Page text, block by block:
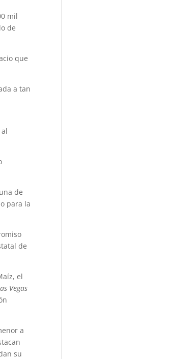
mil
de
que
a tan
de
para la
de
el
Vegas
a
su